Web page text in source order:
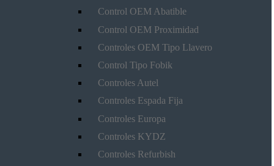
Control OEM Abatible
Control OEM Proximidad
Controles OEM Tipo Llavero
Control Tipo Fobik
Controles Autel
Controles Espada Fija
Controles Europa
Controles KYDZ
Controles Refurbish